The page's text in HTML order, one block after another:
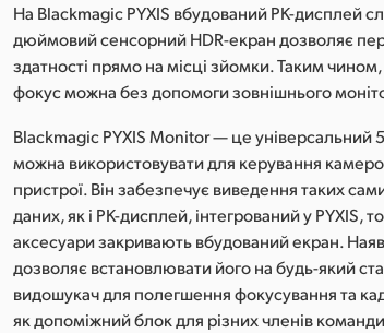
На Blackmagic PYXIS вбудований РК-дисплей
дюймовий сенсорний HDR-екран дозволяє
здатності прямо на місці зйомки. Таким
фокус можна без допомоги зовнішнього
Blackmagic PYXIS Monitor — це
можна використовувати для керування
пристрої. Він забезпечує виведення таких
даних, як і РК-дисплей, інтегрований у PYXIS,
аксесуари закривають вбудований екран.
дозволяє встановлювати його на будь-який
видошукач для полегшення фокусування та
як допоміжний блок для різних членів